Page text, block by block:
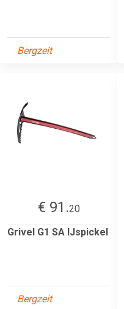
Bergzeit
€ 91.20
Grivel G1 SA IJspickel
Bergzeit